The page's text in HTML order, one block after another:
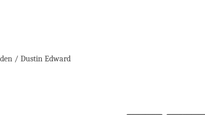
/ Dustin Edward